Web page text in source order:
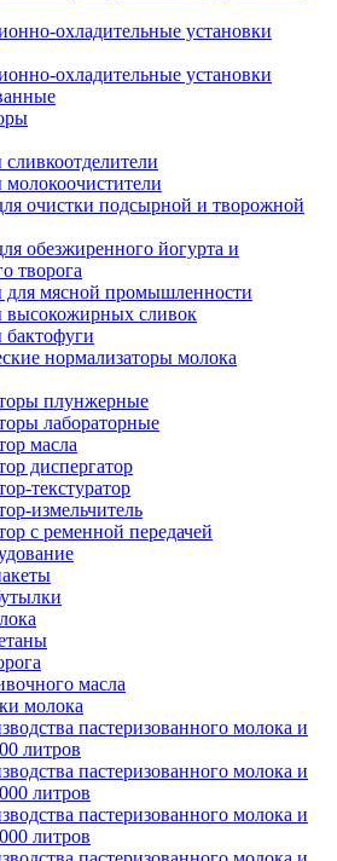
охладительные установки
охладительные установки
очистки подсырной и творожной
обезжиренного йогурта и
творога
для мясной промышленности
высокожирных сливок
нормализаторы молока
плунжерные
лабораторные
масла
диспергатор
текстуратор
измельчитель
с ременной передачей
масла
молока
пастеризованного молока и
литров
пастеризованного молока и
литров
пастеризованного молока и
литров